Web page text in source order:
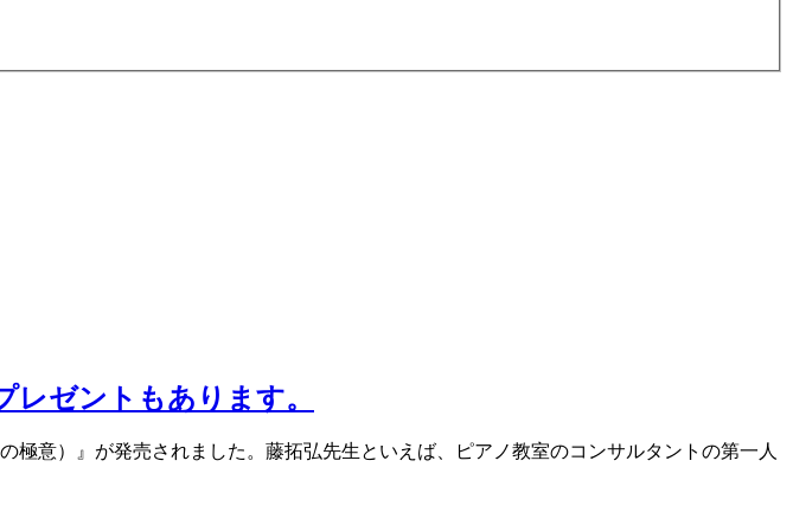
レゼントもあります。
意）』が発売されました。藤拓弘先生といえば、ピアノ教室のコンサルタントの第一人